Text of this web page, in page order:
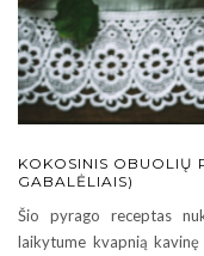
KOKOSINIS OBUOLIŲ
GABALĖLIAIS)
Šio pyrago receptas
laikytume kvapnią